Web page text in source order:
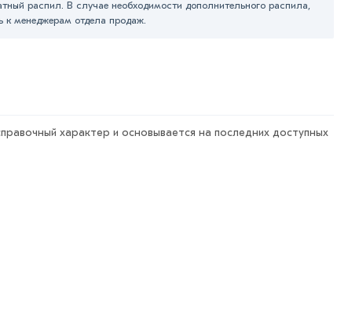
распил. В случае необходимости дополнительного распила,
к менеджерам отдела продаж.
характер и основывается на последних доступных